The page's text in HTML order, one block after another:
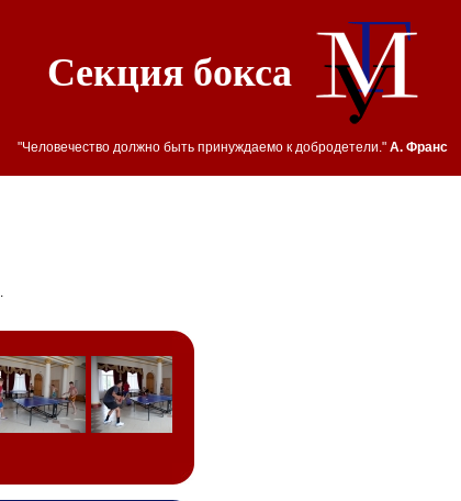
Секция бокса
"Человечество должно быть принуждаемо к добродетели." А. Франс